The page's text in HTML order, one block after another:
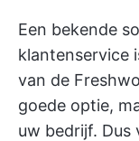
Een bekende
klantenservice
van de
goede optie,
uw bedrijf. Dus